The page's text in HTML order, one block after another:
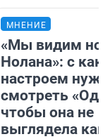
МНЕНИЕ
«Мы видим
Нолана»: с
настроем
смотреть
чтобы она не
выглядела как